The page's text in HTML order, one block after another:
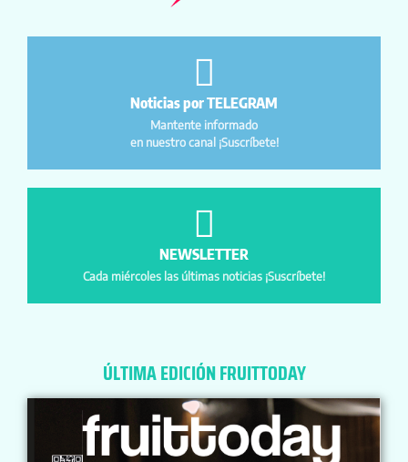
Noticias por TELEGRAM
Mantente informado
en nuestro canal ¡Suscríbete!
NEWSLETTER
Cada miércoles las últimas noticias ¡Suscríbete!
ÚLTIMA EDICIÓN FRUITTODAY